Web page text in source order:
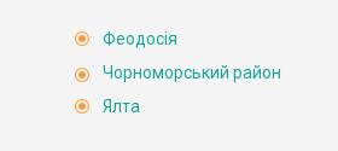
Феодосія
Чорноморський район
Ялта